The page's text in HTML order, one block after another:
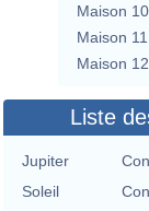
Maison 10
Maison 11
Maison 12
Liste
Jupiter
Soleil